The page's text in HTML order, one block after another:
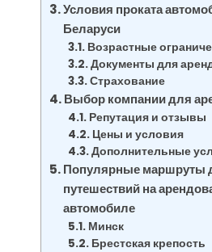
Условия проката
Беларуси
Возрастные
Документы для
Страхование
Выбор компании для
Репутация и отзывы
Цены и условия
Дополнительные
Популярные маршруты
путешествий на
автомобиле
Минск
Брестская крепость